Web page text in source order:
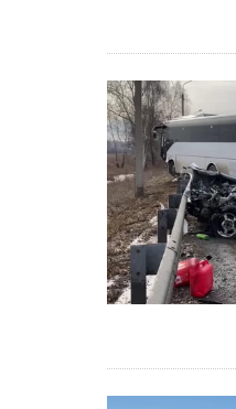
Происшествия